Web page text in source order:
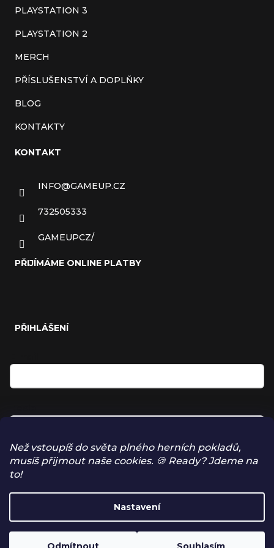
Než vstoupíš do světa plného herních pokladů,
musíš přijmout naše cookies. 🍪 Ready? Jdeme na
to!
Nastavení
PLAYSTATION 3
PLAYSTATION 2
MERCH
PŘÍSLUŠENSTVÍ A DOPLŇKY
BLOG
KONTAKTY
KONTAKT
INFO@GAMEUP.CZ
732505333
GAMEUPCZ/
PŘIJÍMÁME ONLINE PLATBY
PŘIHLÁŠENÍ
Přihlásit se
ZAPOMENUTÉ HESLO